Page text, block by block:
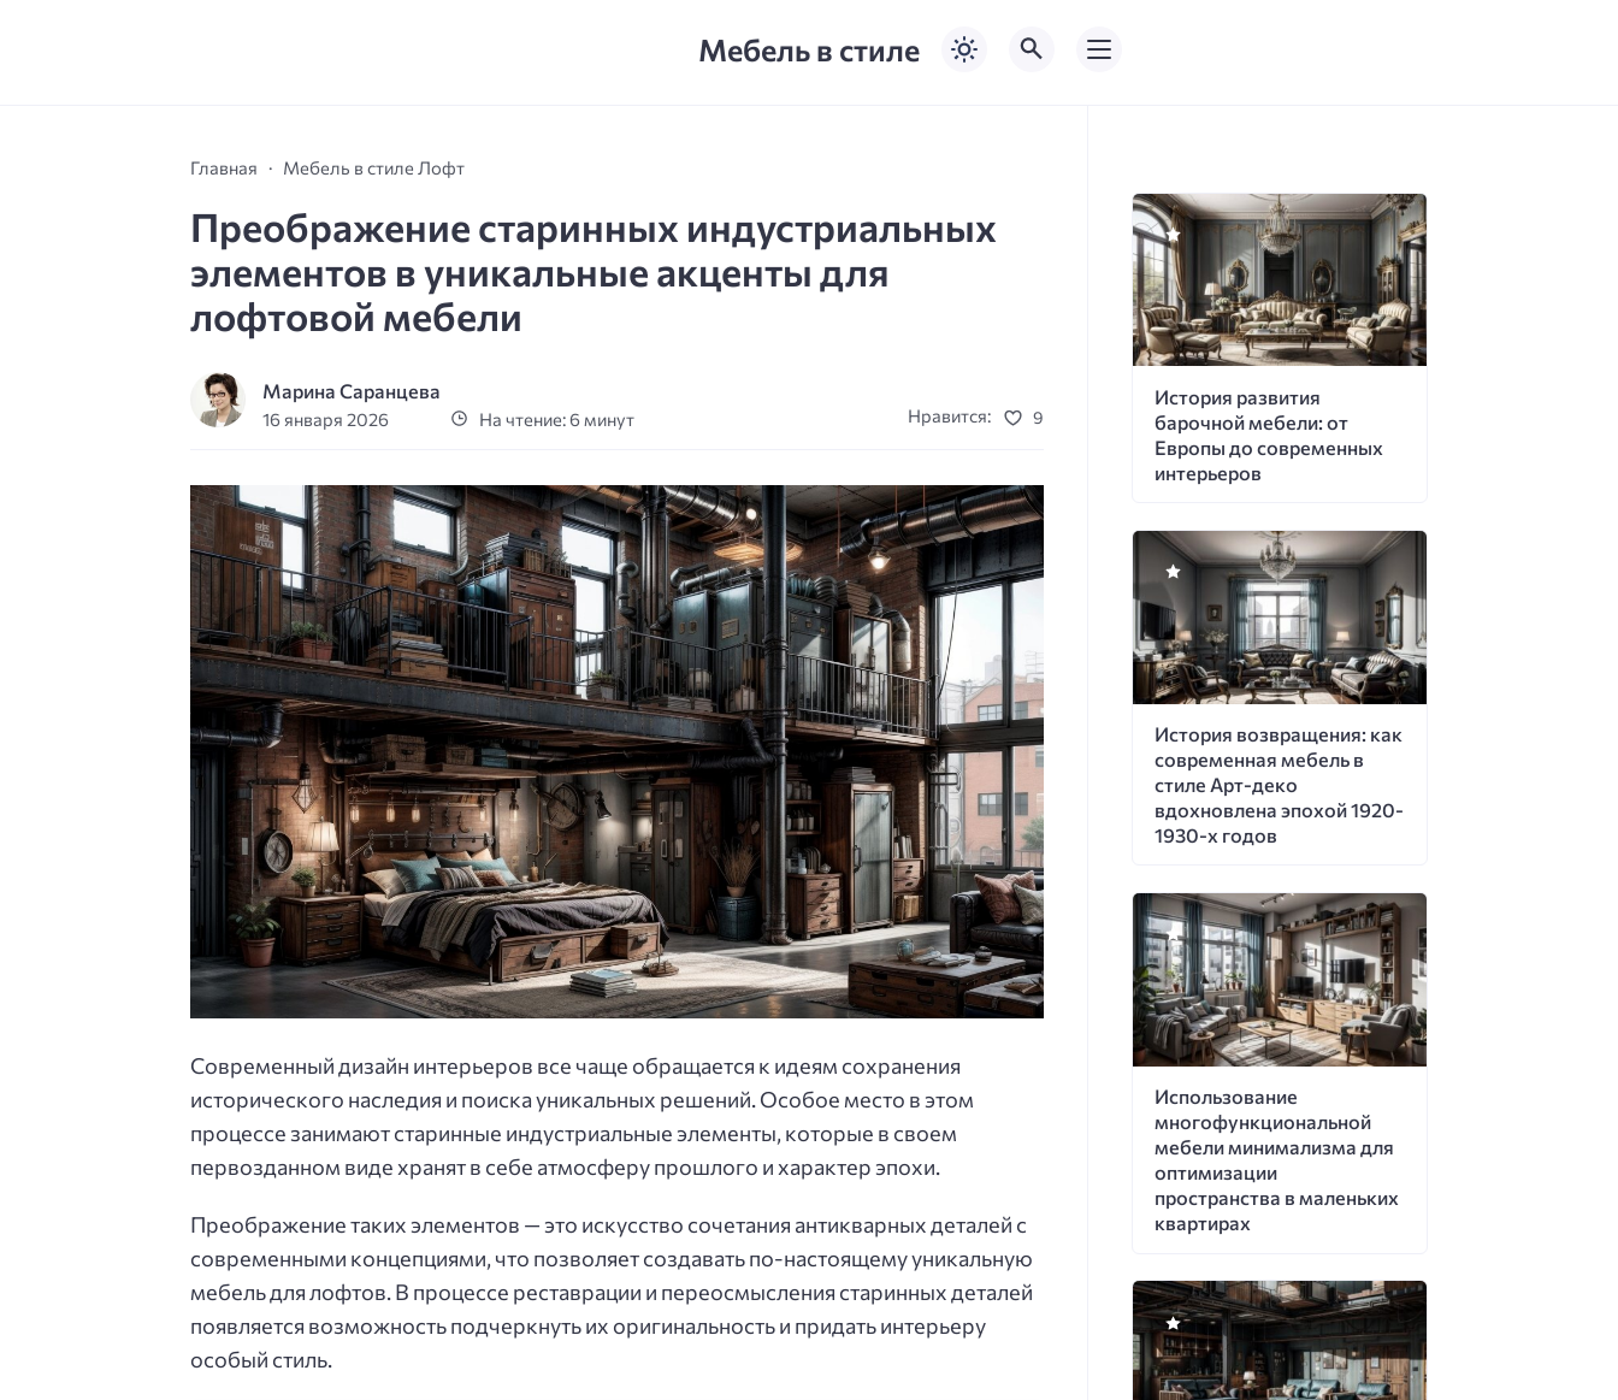
Мебель в стиле
Главная Мебель в стиле Лофт
Преображение старинных индустриальных
элементов в уникальные акценты для
лофтовой мебели
Марина Саранцева
16 января 2026 На чтение: 6 минут Нравится: 9
Современный дизайн интерьеров все чаще обращается к идеям сохранения
исторического наследия и поиска уникальных решений. Особое место в этом
процессе занимают старинные индустриальные элементы, которые в своем
первозданном виде хранят в себе атмосферу прошлого и характер эпохи.
Преображение таких элементов — это искусство сочетания антикварных деталей с
современными концепциями, что позволяет создавать по-настоящему уникальную
мебель для лофтов. В процессе реставрации и переосмысления старинных деталей
появляется возможность подчеркнуть их оригинальность и придать интерьеру
особый стиль.
История развития
барочной мебели: от
Европы до современных
интерьеров
История возвращения: как
современная мебель в
стиле Арт-деко
вдохновлена эпохой 1920-
1930-х годов
Использование
многофункциональной
мебели минимализма для
оптимизации
пространства в маленьких
квартирах